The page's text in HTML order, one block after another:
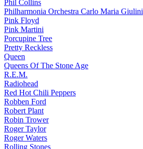
Phil Collins
Philharmonia Orchestra Carlo Maria Giulini
Pink Floyd
Pink Martini
Porcupine Tree
Pretty Reckless
Queen
Queens Of The Stone Age
R.E.M.
Radiohead
Red Hot Chili Peppers
Robben Ford
Robert Plant
Robin Trower
Roger Taylor
Roger Waters
Rolling Stones